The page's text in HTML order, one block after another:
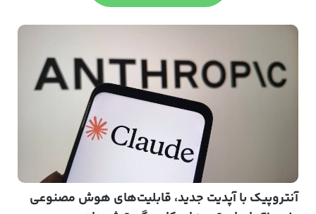
با آپدیت جدید، قابلیت‌های هوش مصنوعی